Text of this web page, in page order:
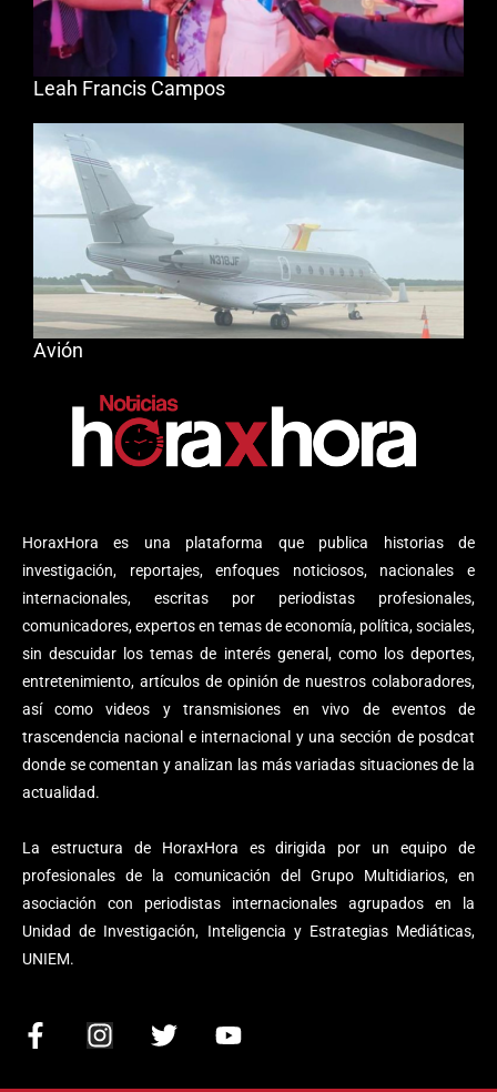
HoraxHora es una plataforma que publica historias de
investigación, reportajes, enfoques noticiosos, nacionales e
internacionales, escritas por periodistas profesionales,
comunicadores, expertos en temas de economía, política, sociales,
sin descuidar los temas de interés general, como los deportes,
entretenimiento, artículos de opinión de nuestros colaboradores,
así como videos y transmisiones en vivo de eventos de
trascendencia nacional e internacional y una sección de posdcat
donde se comentan y analizan las más variadas situaciones de la
actualidad.
La estructura de HoraxHora es dirigida por un equipo de
profesionales de la comunicación del Grupo Multidiarios, en
asociación con periodistas internacionales agrupados en la
Unidad de Investigación, Inteligencia y Estrategias Mediáticas,
UNIEM.
F
I
T
Y
Leah Francis Campos
Avión